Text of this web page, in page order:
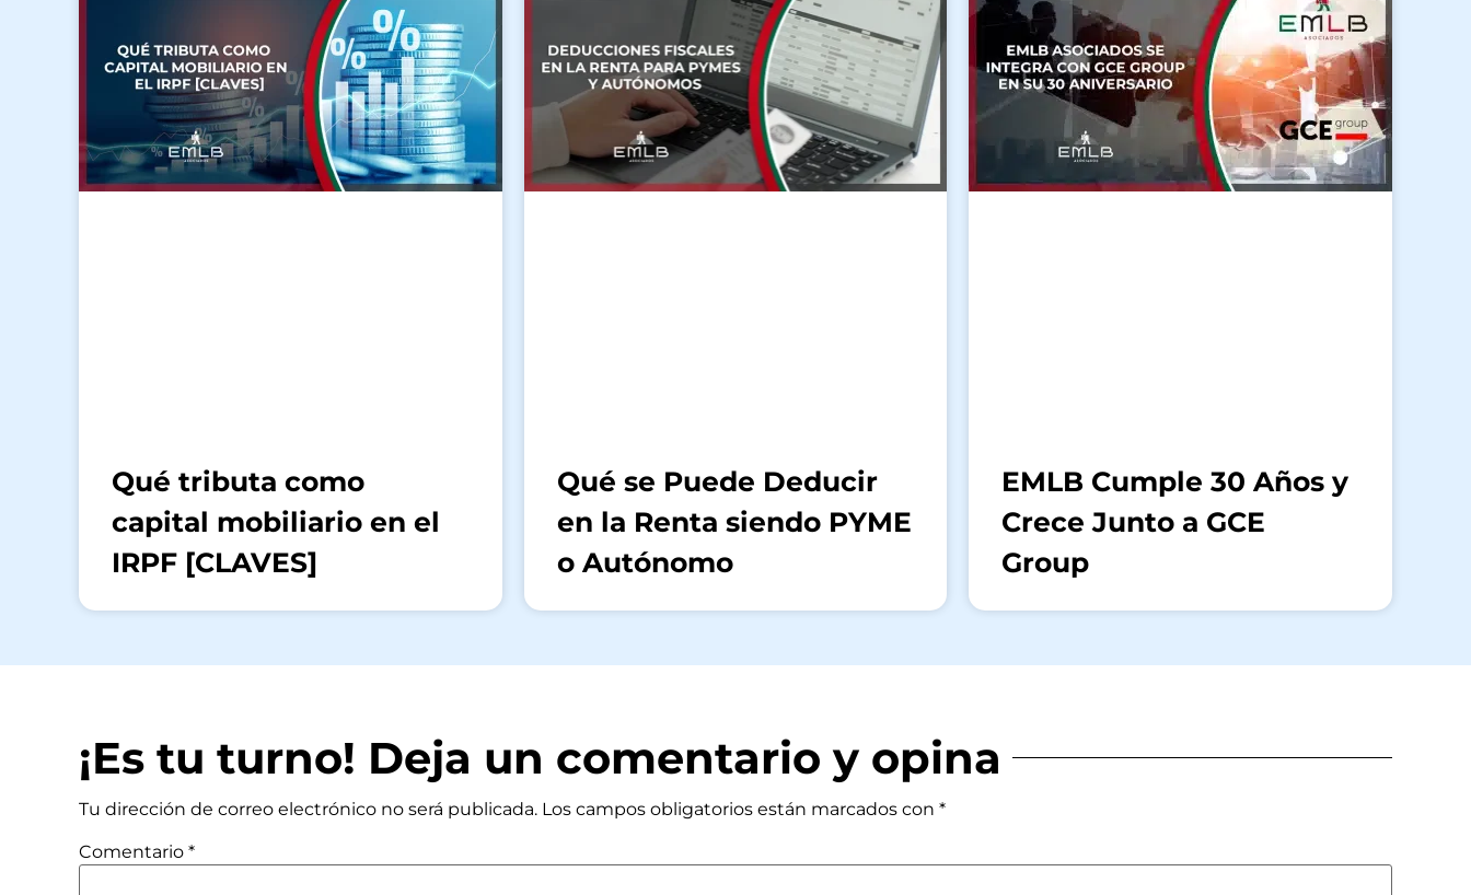
Qué tributa como
capital mobiliario en el
IRPF [CLAVES]
Qué se Puede Deducir
en la Renta siendo PYME
o Autónomo
EMLB Cumple 30 Años y
Crece Junto a GCE
Group
¡Es tu turno! Deja un comentario y opina
Tu dirección de correo electrónico no será publicada. Los campos obligatorios están marcados con *
Comentario *